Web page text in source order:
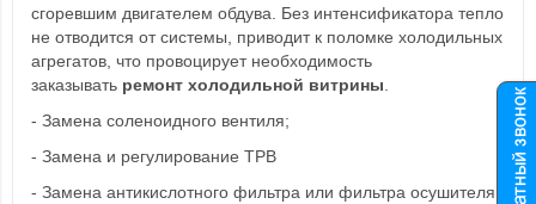
сгоревшим двигателем обдува. Без интенсификатора тепло
не отводится от системы, приводит к поломке холодильных
агрегатов, что провоцирует необходимость
заказывать ремонт холодильной витрины
- Замена соленоидного вентиля;
- Замена и регулирование ТРВ
- Замена антикислотного фильтра или фильтра осушителя;